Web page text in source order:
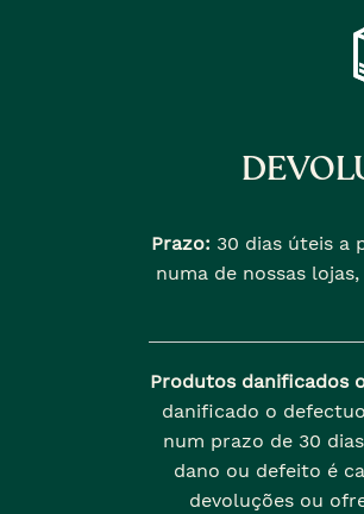
Prazo: 30 dias úteis a
numa de nossas
Produtos danificados
danificado o
num prazo de 30
dano ou defeito é
devoluções ou